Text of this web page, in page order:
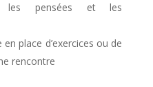
les pensées et les
place d’exercices ou de
rencontre